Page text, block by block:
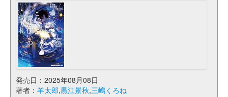
発売日：2025年08月08日
著者： 羊太郎,黒江景秋,三嶋くろね